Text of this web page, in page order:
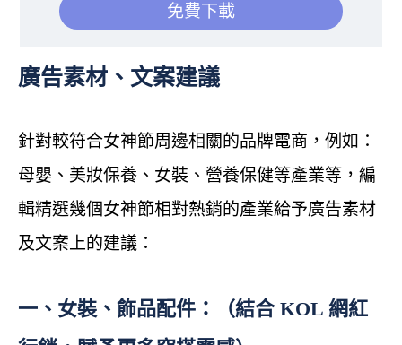
免費下載
廣告素材、文案建議
針對較符合女神節周邊相關的品牌電商，例如：
母嬰、美妝保養、女裝、營養保健等產業等，編
輯精選幾個女神節相對熱銷的產業給予廣告素材
及文案上的建議：
一、女裝、飾品配件：（結合 KOL 網紅